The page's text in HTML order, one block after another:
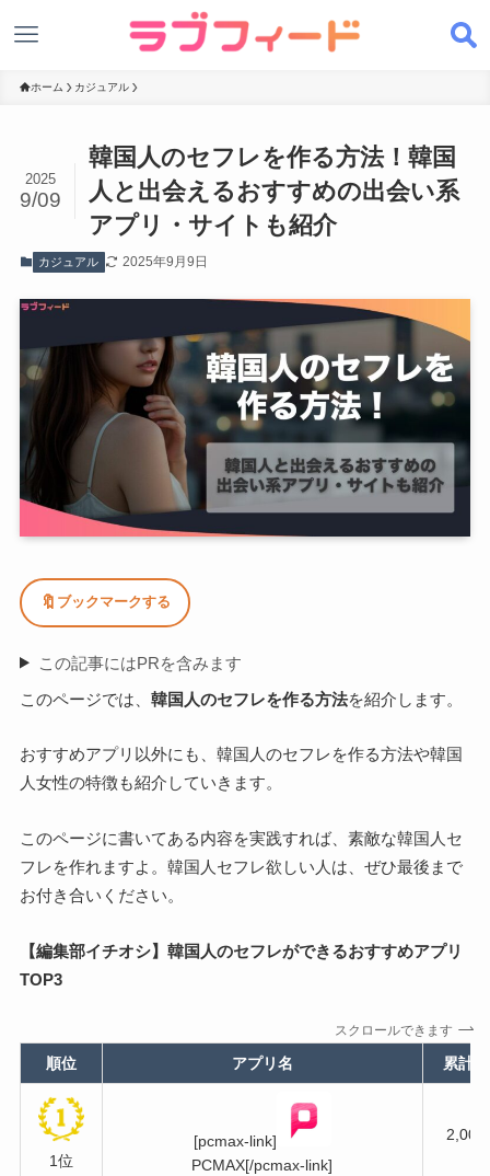
ホーム カジュアル
韓国人のセフレを作る方法！韓国
人と出会えるおすすめの出会い系
アプリ・サイトも紹介
2025
9/09
カジュアル 2025年9月9日
🔖 ブックマークする
この記事にはPRを含みます
このページでは、 韓国人のセフレを作る方法を紹介します。
おすすめアプリ以外にも、 韓国人のセフレを作る方法や韓国
人女性の特徴も紹介していきます。
このページに書いてある内容を実践すれば、素敵な韓国人セ
フレを作れますよ。韓国人セフレ欲しい人は、ぜひ最後まで
お付き合いください。
【編集部イチオシ】韓国人のセフレができるおすすめアプリ
TOP3
スクロールできます
順位 アプリ名 累計
1位
[pcmax-link]
PCMAX[/pcmax-link]
2,000